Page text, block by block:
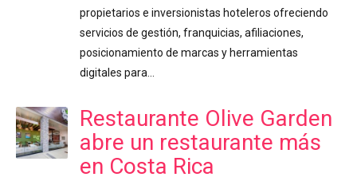
propietarios e inversionistas hoteleros ofreciendo
servicios de gestión, franquicias, afiliaciones,
posicionamiento de marcas y herramientas
digitales para…
Restaurante Olive Garden
abre un restaurante más
en Costa Rica